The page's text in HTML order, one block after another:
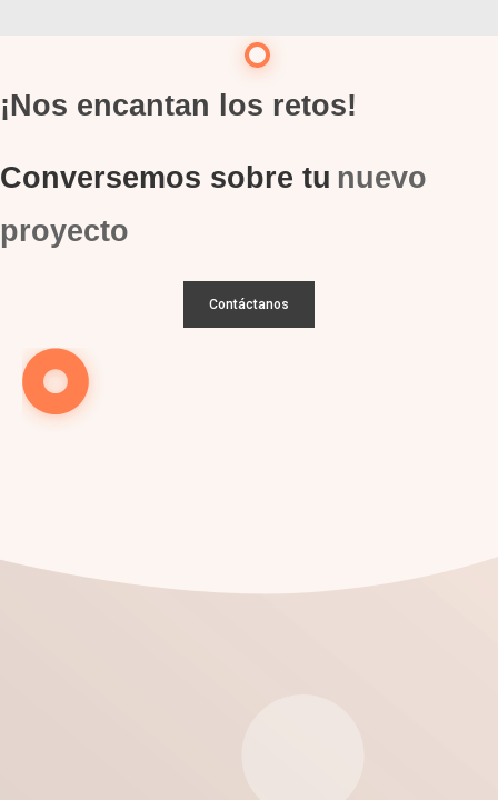
¡Nos encantan los retos!
Conversemos sobre tu nuevo
proyecto
Contáctanos